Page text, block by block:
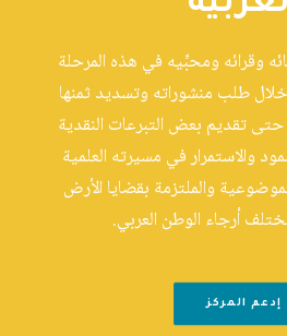
وقرائه ومحبِّيه في هذه المرحلة
طلب منشوراته وتسديد ثمنها
حتى تقديم بعض التبرعات النقدية
والاستمرار في مسيرته العلمية
والملتزمة بقضايا الأرض
أرجاء الوطن العربي.
إدعم المركز